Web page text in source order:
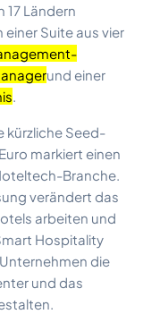
Ländern
Suite aus vier
und einer
kürzliche Seed-
markiert einen
Branche.
verändert das
arbeiten und
Hospitality
die
und das